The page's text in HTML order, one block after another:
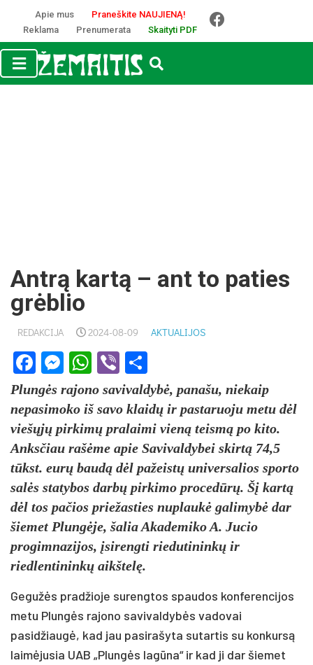
Apie mus
Praneškite NAUJIENĄ!
Reklama
Prenumerata Skaityti PDF
Antrą kartą – ant to paties
grėblio
REDAKCIJA 2024-08-09 AKTUALIJOS
Facebook
Messenger
WhatsApp
Viber
Plungės rajono savivaldybė, panašu, niekaip
nepasimoko iš savo klaidų ir pastaruoju metu dėl
viešųjų pirkimų pralaimi vieną teismą po kito.
Anksčiau rašėme apie Savivaldybei skirtą 74,5
tūkst. eurų baudą dėl pažeistų universalios sporto
salės statybos darbų pirkimo procedūrų. Šį kartą
dėl tos pačios priežasties nuplaukė galimybė dar
šiemet Plungėje, šalia Akademiko A. Jucio
progimnazijos, įsirengti riedutininkų ir
riedlentininkų aikštelę.
Gegužės pradžioje surengtos spaudos konferencijos
metu Plungės rajono savivaldybės vadovai
pasidžiaugė, kad jau pasirašyta sutartis su konkursą
laimėjusia UAB „Plungės lagūna“ ir kad ji dar šiemet